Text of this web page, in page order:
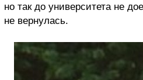
но так до университета не
не вернулась.